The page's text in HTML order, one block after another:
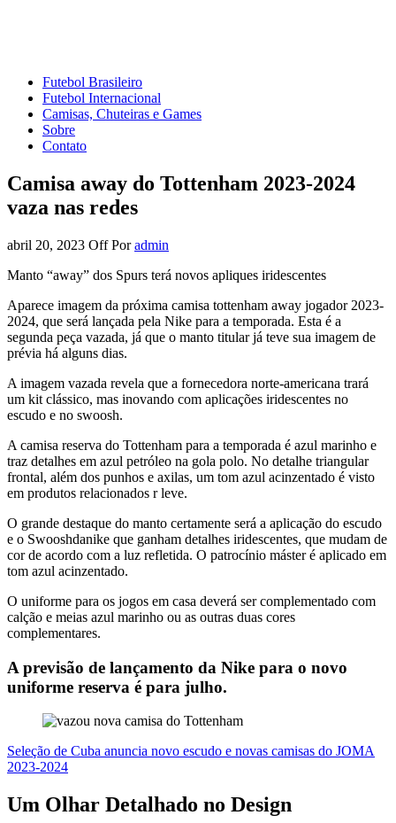
Futebol Brasileiro
Futebol Internacional
Camisas, Chuteiras e Games
Sobre
Contato
Camisa away do Tottenham 2023-2024
vaza nas redes
abril 20, 2023 OffPor admin
Manto “away” dos Spurs terá novos apliques iridescentes
Aparece imagem da próxima camisa tottenham away jogador 2023-
2024, que será lançada pela Nike para a temporada. Esta é a
segunda peça vazada, já que o manto titular já teve sua imagem de
prévia há alguns dias.
A imagem vazada revela que a fornecedora norte-americana trará
um kit clássico, mas inovando com aplicações iridescentes no
escudo e no swoosh.
A camisa reserva do Tottenham para a temporada é azul marinho e
traz detalhes em azul petróleo na gola polo. No detalhe triangular
frontal, além dos punhos e axilas, um tom azul acinzentado é visto
em produtos relacionados r leve.
O grande destaque do manto certamente será a aplicação do escudo
e o Swooshdanike que ganham detalhes iridescentes, que mudam de
cor de acordo com a luz refletida. O patrocínio máster é aplicado em
tom azul acinzentado.
O uniforme para os jogos em casa deverá ser complementado com
calção e meias azul marinho ou as outras duas cores
complementares.
A previsão de lançamento da Nike para o novo
uniforme reserva é para julho.
Seleção de Cuba anuncia novo escudo e novas camisas do JOMA
2023-2024
Um Olhar Detalhado no Design